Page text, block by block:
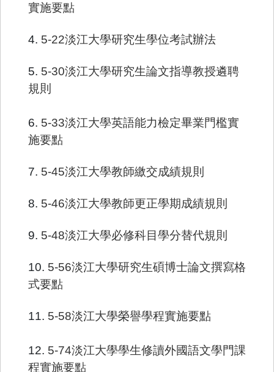
實施要點
4. 5-22淡江大學研究生學位考試辦法
5. 5-30淡江大學研究生論文指導教授遴聘
規則
6. 5-33淡江大學英語能力檢定畢業門檻實
施要點
7. 5-45淡江大學教師繳交成績規則
8. 5-46淡江大學教師更正學期成績規則
9. 5-48淡江大學必修科目學分替代規則
10. 5-56淡江大學研究生碩博士論文撰寫格
式要點
11. 5-58淡江大學榮譽學程實施要點
12. 5-74淡江大學學生修讀外國語文學門課
程實施要點